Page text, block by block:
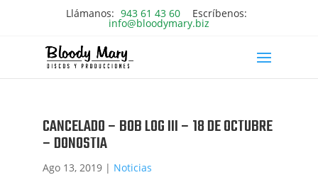
Llámanos: 943 61 43 60 Escríbenos:
info@bloodymary.biz
CANCELADO – BOB LOG III – 18 DE OCTUBRE
– DONOSTIA
Ago 13, 2019| Noticias